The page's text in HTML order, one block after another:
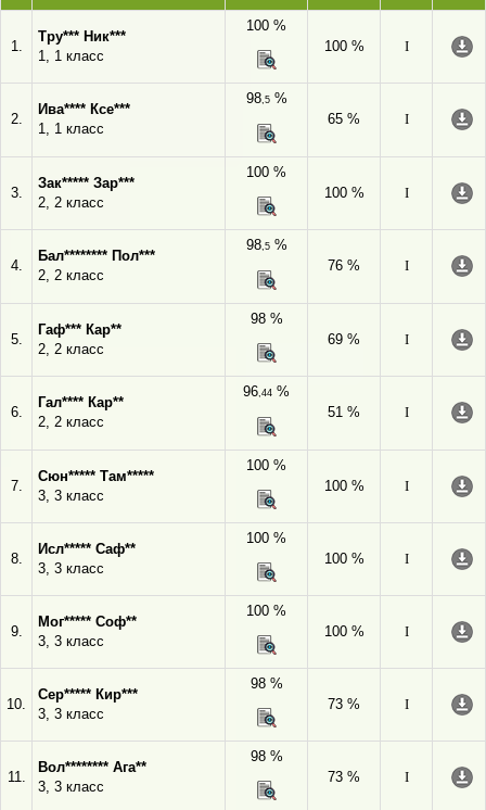
1.
Тру*** Ник***
1, 1 класс
100 %
100 %
I
2.
Ива**** Ксе***
1, 1 класс
98,5%
65 %
I
3.
Зак***** Зар***
2, 2 класс
100 %
100 %
I
4.
Бал******** Пол***
2, 2 класс
98,5%
76 %
I
5.
Гаф*** Кар**
2, 2 класс
98 %
69 %
I
6.
Гал**** Кар**
2, 2 класс
96,44 %
51 %
I
7.
Сюн***** Там*****
3, 3 класс
100 %
100 %
I
8.
Исл***** Саф**
3, 3 класс
100 %
100 %
I
9.
Мог***** Соф**
3, 3 класс
100 %
100 %
I
10.
Сер***** Кир***
3, 3 класс
98 %
73 %
I
11.
Вол******** Ага**
3, 3 класс
98 %
73 %
I